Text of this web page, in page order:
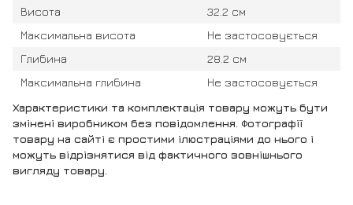
Висота
32.2 см
Максимальна висота
Не застосовується
Глибина
28.2 см
Максимальна глибина
Не застосовується
Характеристики та комплектація товару можуть бути
змінені виробником без повідомлення. Фотографії
товару на сайті є простими ілюстраціями до нього і
можуть відрізнятися від фактичного зовнішнього
вигляду товару.